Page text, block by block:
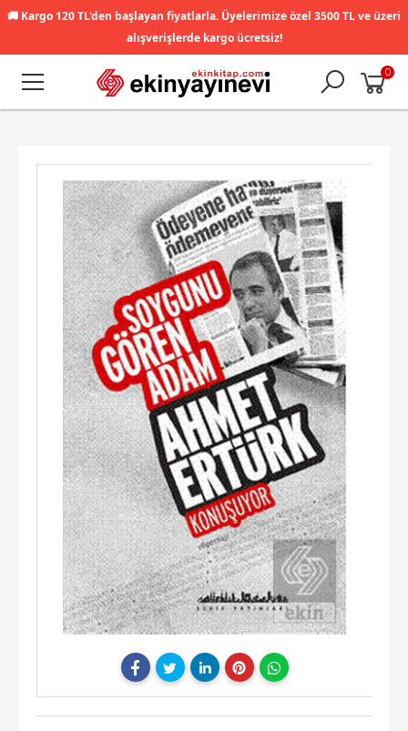
🚚 Kargo 120 TL'den başlayan fiyatlarla. Üyelerimize özel 3500 TL ve üzeri
alışverişlerde kargo ücretsiz!
0